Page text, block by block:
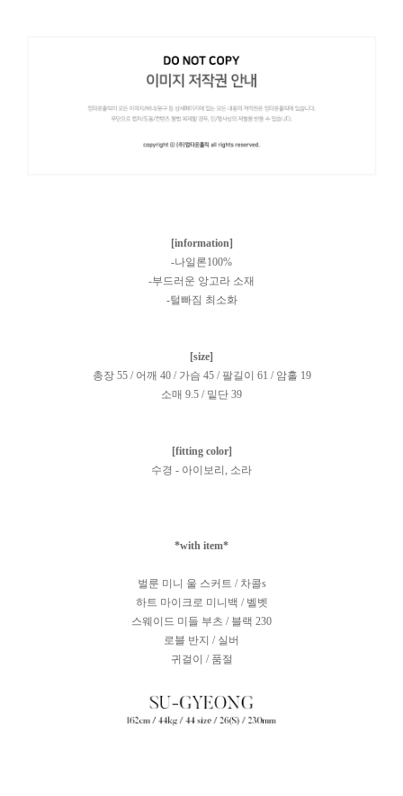
[information]
-나일론100%
-부드러운 앙고라 소재
-털빠짐 최소화
[size]
총장 55 / 어깨 40 / 가슴 45 / 팔길이 61 / 암홀 19
소매 9.5 / 밑단 39
[fitting color]
수경 - 아이보리, 소라
*with item*
벌룬 미니 울 스커트 / 차콜s
하트 마이크로 미니백 / 벨벳
스웨이드 미들 부츠 / 블랙 230
로블 반지 / 실버
귀걸이 / 품절